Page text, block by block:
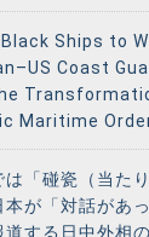
Ships to
Coast
Maritime
は「碰瓷（当た
が「対話があっ
道する日中外相